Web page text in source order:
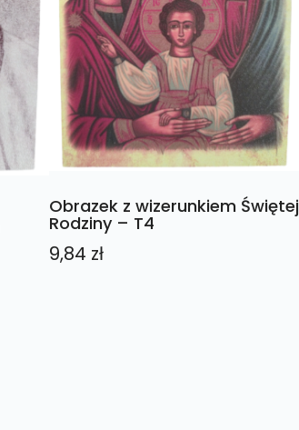
Obrazek z wizerunkiem Świętej
Rodziny – T4
9,84 zł